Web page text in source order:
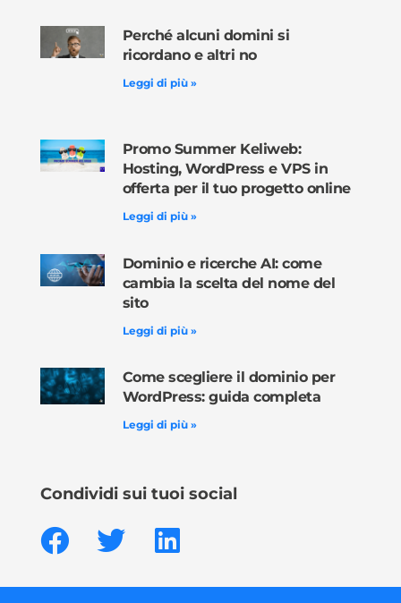
Perché alcuni domini si
ricordano e altri no
Leggi di più »
Promo Summer Keliweb:
Hosting, WordPress e VPS in
offerta per il tuo progetto online
Leggi di più »
Dominio e ricerche AI: come
cambia la scelta del nome del
sito
Leggi di più »
Come scegliere il dominio per
WordPress: guida completa
Leggi di più »
Condividi sui tuoi social